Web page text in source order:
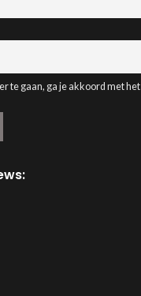
te gaan, ga je akkoord met het